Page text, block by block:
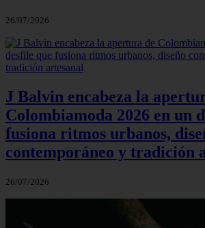
26/07/2026
J Balvin encabeza la
Colombiamoda 2026 en un
fusiona ritmos urbanos,
contemporáneo y tradición
26/07/2026